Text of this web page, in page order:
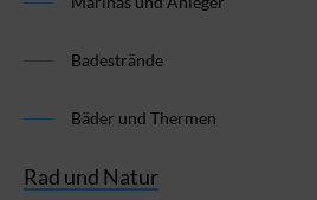
Badestrände
Bäder und Thermen
Rad und Natur